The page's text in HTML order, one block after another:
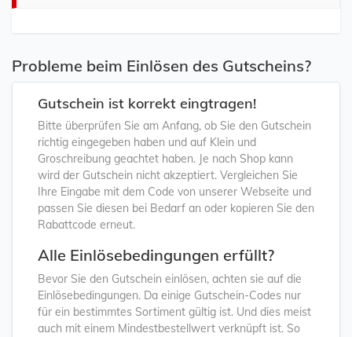
Probleme beim Einlösen des Gutscheins?
Gutschein ist korrekt eingtragen!
Bitte überprüfen Sie am Anfang, ob Sie den Gutschein
richtig eingegeben haben und auf Klein und
Groschreibung geachtet haben. Je nach Shop kann
wird der Gutschein nicht akzeptiert. Vergleichen Sie
Ihre Eingabe mit dem Code von unserer Webseite und
passen Sie diesen bei Bedarf an oder kopieren Sie den
Rabattcode erneut.
Alle Einlösebedingungen erfüllt?
Bevor Sie den Gutschein einlösen, achten sie auf die
Einlösebedingungen. Da einige Gutschein-Codes nur
für ein bestimmtes Sortiment gültig ist. Und dies meist
auch mit einem Mindestbestellwert verknüpft ist. So